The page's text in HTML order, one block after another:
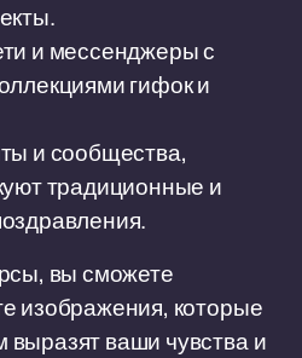
и мессенджеры с
гифок и
и сообщества,
традиционные и
вы сможете
изображения, которые
ваши чувства и